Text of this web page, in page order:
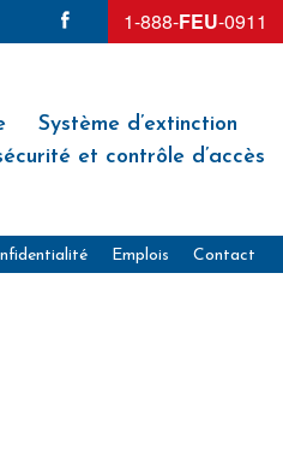
1-888-FEU-0911
Système d’extinction
et contrôle d’accès
Emplois Contact